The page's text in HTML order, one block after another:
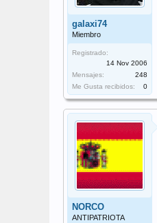
galaxi74
Miembro
Registrado:
14 Nov 2006
Mensajes:
248
Me Gusta recibidos:
0
NORCO
ANTIPATRIOTA